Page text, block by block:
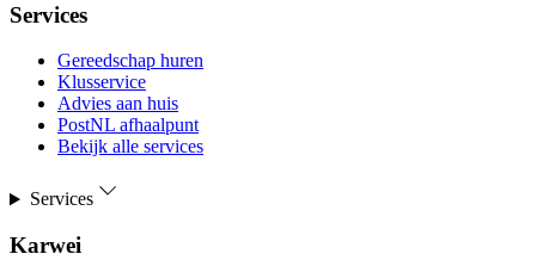
Services
Gereedschap huren
Klusservice
Advies aan huis
PostNL afhaalpunt
Bekijk alle services
Services
Karwei